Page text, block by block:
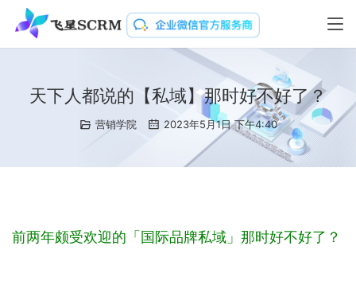
天下人都说的【私域】那时好不好了？
营销学院 2023年5月1日 下午4:40
前两年颇受欢迎的「国际品牌私域」那时好不好了？